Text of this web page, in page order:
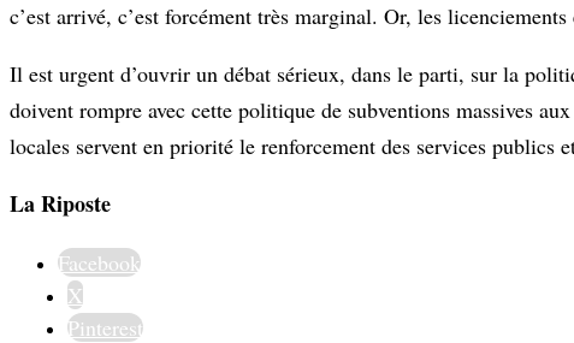
c’est arrivé, c’est forcément très marginal. Or, les
Il est urgent d’ouvrir un débat sérieux, dans le parti, sur la
doivent rompre avec cette politique de subventions massives
locales servent en priorité le renforcement des services publics
La Riposte
Facebook
X
Pinterest